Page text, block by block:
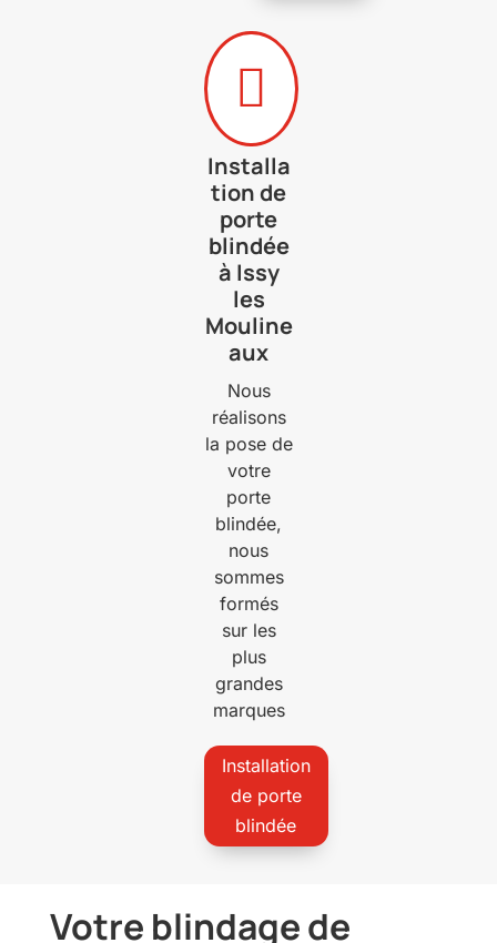

Installa
tion de
porte
blindée
à Issy
les
Mouline
aux
Nous
réalisons
la pose de
votre
porte
blindée,
nous
sommes
formés
sur les
plus
grandes
marques
Installation
de porte
blindée
Votre blindage de